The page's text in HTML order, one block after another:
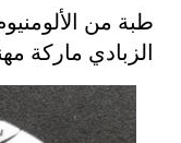
طبة من
الزبادي ماركة